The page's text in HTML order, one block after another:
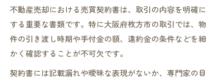
不動産売却における売買契約書は、取引の内容を明確に
する重要な書類です。特に大阪府枚方市の取引では、物
件の引き渡し時期や手付金の額、違約金の条件などを細
かく確認することが不可欠です。
契約書には記載漏れや曖昧な表現がないか、専門家の目